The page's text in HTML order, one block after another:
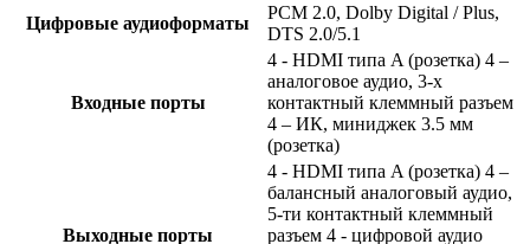
Цифровые аудиоформаты
PCM 2.0, Dolby Digital / Plus,
DTS 2.0/5.1
Входные порты
4 - HDMI типа A (розетка) 4 –
аналоговое аудио, 3-х
контактный клеммный разъем
4 – ИК, миниджек 3.5 мм
(розетка)
Выходные порты
4 - HDMI типа A (розетка) 4 –
балансный аналоговый аудио,
5-ти контактный клеммный
разъем 4 - цифровой аудио